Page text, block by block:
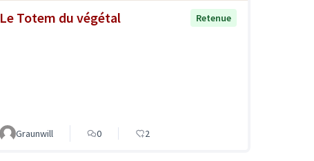
Le Totem du végétal Retenue
Graunwill 0 2